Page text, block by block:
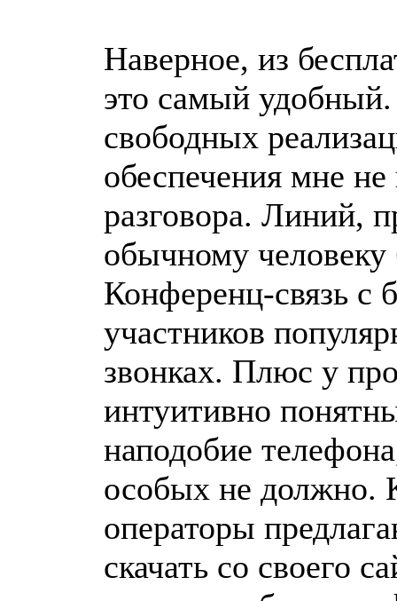
Наверное, из
это самый
свободных
обеспечения мне
разговора. Линий,
обычному
Конференц-связь с
участников
звонках. Плюс у
интуитивно
наподобие
особых не должно.
операторы
скачать со своего